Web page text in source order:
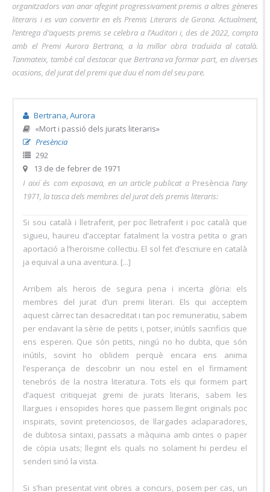
organitzadors van anar afegint progressivament premis a altres gèneres
literaris i es van convertir en els Premis Literaris de Girona. Actualment,
l’entrega d’aquests premis se celebra a l’Auditori i, des de 2022, compta
amb el Premi Aurora Bertrana, a la millor obra traduïda al català.
Tanmateix, també cal destacar que Bertrana va formar part, en diverses
ocasions, del jurat del premi que duu el nom del seu pare.
Bertrana, Aurora
«Mort i passió dels jurats literaris»
Presència
292
13 de de febrer de 1971
I així és com exposava, en un article publicat a Presència l’any
1971, la tasca dels membres del jurat dels premis literaris:
Si sou català i lletraferit, per poc lletraferit i poc català que
sigueu, haureu d’acceptar fatalment la vostra petita o gran
aportació a l’heroisme col·lectiu. El sol fet d’escriure en català
ja equival a una aventura. [...]
Arribem als herois de segura pena i incerta glòria: els
membres del jurat d’un premi literari. Els qui acceptem
aquest càrrec tan desacreditat i tan poc remuneratiu, sabem
per endavant la sèrie de petits i, potser, inútils sacrificis que
ens esperen. Que són petits, ningú no ho dubta, que són
inútils, sovint ho oblidem perquè encara ens anima
l’esperança de descobrir un nou estel en el firmament
tenebrós de la nostra literatura. Tots els qui formem part
d’aquest critiquejat gremi de jurats literaris, sabem les
llargues i ensopides hores que passem llegint originals poc
inspirats, sovint pretenciosos, de llargades aclaparadores,
de dubtosa sintaxi, passats a màquina amb cintes o paper
de còpia usats; llegint els quals no solament hi perdeu el
senderi sinó la vista.
Si s’han presentat vint obres a concurs, posem per cas, un